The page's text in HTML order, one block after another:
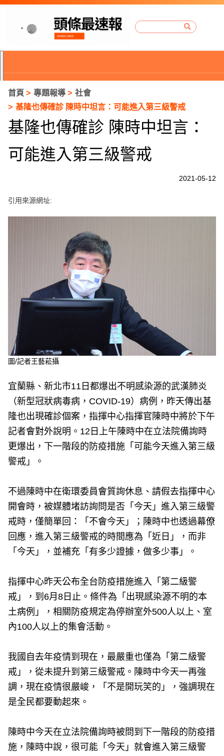
首頁 專題報導
社會
基隆也傳確診 陳時中坦言：可能進入第三級警戒
基隆也傳確診 陳時中坦言：
可能進入第三級警戒
2021-05-12
引用來源網址:
圖/記者王藝菘攝
宜蘭縣、新北市11日都爆出不明感染源的武漢肺炎
（新型冠狀病毒病，COVID-19）病例，昨天傳出基
隆也出現確診個案，指揮中心指揮官陳時中將於下午
記者會對外說明。12日上午陳時中在立法院備詢時
更爆出，下一階段的防疫措施「可能今天進入第三級
警戒」。
不過陳時中在衛環委員會質詢休息、請假去指揮中心
開會時，被媒體堵訪詢問是否「今天」進入第三級警
戒時，僅簡單回：「不會今天」；陳時中也透過幕僚
回應，進入第三級警戒的時間應為「近日」，而非
「今天」，並補充「有多少證據，做多少事」。
指揮中心昨天公布全台防疫措施進入「第二級警
戒」，到6月8日止。條件為「出現感染源不明的本
土病例」，相關防疫規定為停辦室外500人以上、室
內100人以上的集會活動。
我國自去年疫情到現在，最嚴重也僅為「第二級警
戒」，從未提升到第三級警戒。陳時中今天一再強
調，現在疫情很嚴峻，「不是開玩笑的」，強調現在
是全民都要動起來。
陳時中今天在立法院備詢時被問到下一階段的防疫措
施，陳時中說，很可能「今天」就會進入第三級警